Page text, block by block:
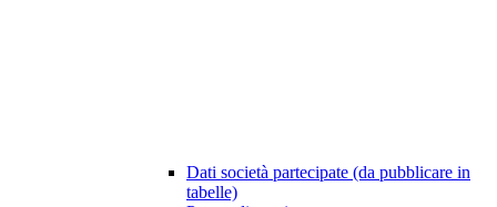
Dati società partecipate (da pubblicare in
tabelle)